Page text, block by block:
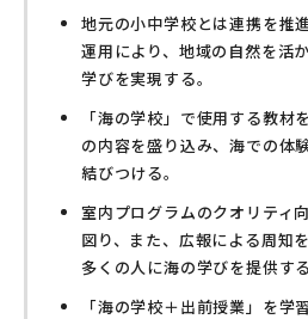
地元の小中学校とは連携を推
運用により、地域の自然を活
学びを実現する。
「海の学校」で使用する教材
の内容を盛り込み、海での体
結びつける。
室内プログラムのクオリティ
図り、また、広報による周知
多くの人に海の学びを提供する
「海の学校＋出前授業」を学